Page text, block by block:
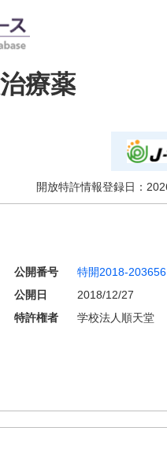
療薬
開放特許情報登録日：
公開番号 特開2018-203656
公開日
2018/12/27
特許権者 学校法人順天堂